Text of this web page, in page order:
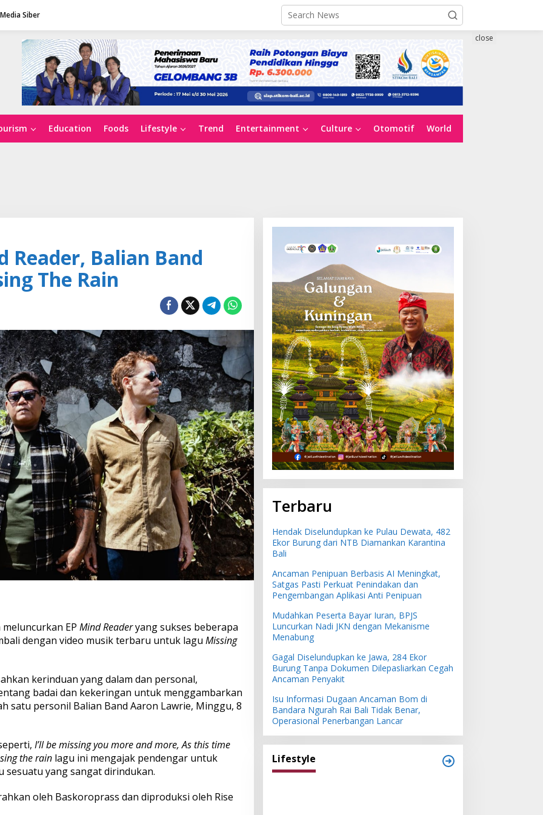
Siber
Education Foods Lifestyle Trend Entertainment Culture Otomotif World
close
Reader, Balian Band
The Rain
EP Mind Readeryang sukses beberapa
dengan video musik terbaru untuk lagu Missing
kerinduan yang dalam dan personal,
badai dan kekeringan untuk menggambarkan
satu personil Balian Band Aaron Lawrie, Minggu, 8
I’ll be missing you more and more, As this time
the rainlagu ini mengajak pendengar untuk
sesuatu yang sangat dirindukan.
oleh Baskoroprass dan diproduksi oleh Rise
Terbaru
Hendak Diselundupkan ke Pulau Dewata, 482
Ekor Burung dari NTB Diamankan Karantina
Bali
Ancaman Penipuan Berbasis AI Meningkat,
Satgas Pasti Perkuat Penindakan dan
Pengembangan Aplikasi Anti Penipuan
Mudahkan Peserta Bayar Iuran, BPJS
Luncurkan Nadi JKN dengan Mekanisme
Menabung
Gagal Diselundupkan ke Jawa, 284 Ekor
Burung Tanpa Dokumen Dilepasliarkan Cegah
Ancaman Penyakit
Isu Informasi Dugaan Ancaman Bom di
Bandara Ngurah Rai Bali Tidak Benar,
Operasional Penerbangan Lancar
Lifestyle